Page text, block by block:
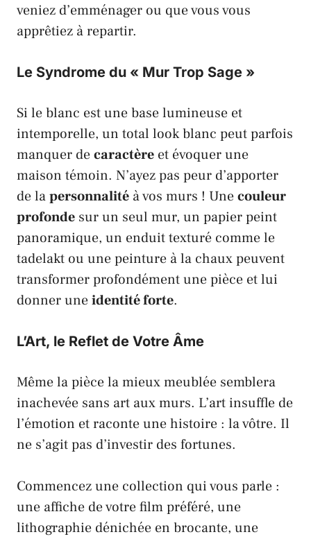
veniez d’emménager ou que vous vous
apprêtiez à repartir.
Le Syndrome du « Mur Trop Sage »
Si le blanc est une base lumineuse et
intemporelle, un total look blanc peut parfois
manquer decaractère et évoquer une
maison témoin. N’ayez pas peur d’apporter
de lapersonnalité à vos murs ! Unecouleur
profonde sur un seul mur, un papier peint
panoramique, un enduit texturé comme le
tadelakt ou une peinture à la chaux peuvent
transformer profondément une pièce et lui
donner uneidentité forte.
L’Art, le Reflet de Votre Âme
Même la pièce la mieux meublée semblera
inachevée sans art aux murs. L’art insuffle de
l’émotion et raconte une histoire : la vôtre. Il
ne s’agit pas d’investir des fortunes.
Commencez une collection qui vous parle :
une affiche de votre film préféré, une
lithographie dénichée en brocante, une